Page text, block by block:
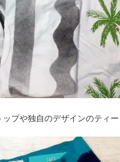
プや独自のデザインのティ